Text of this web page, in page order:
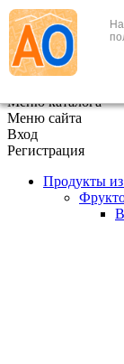
+7 (495) 646-888-1
В корзине 0
Меню каталога
Меню сайта
Вход
Регистрация
Продукты